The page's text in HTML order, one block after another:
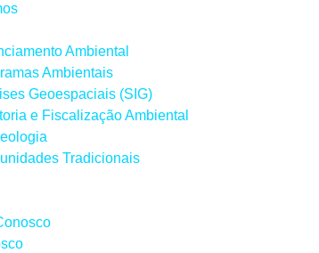
Ambiental
Ambientais
Geoespaciais (SIG)
e Fiscalização Ambiental
Tradicionais